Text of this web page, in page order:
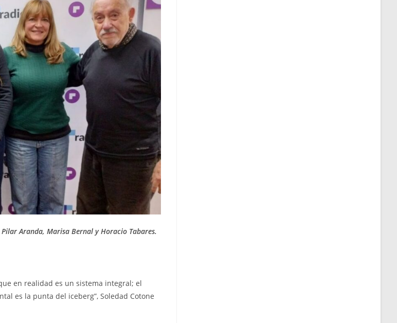
Aranda, Marisa Bernal y Horacio Tabares.
en realidad es un sistema integral; el
es la punta del iceberg”, Soledad Cotone